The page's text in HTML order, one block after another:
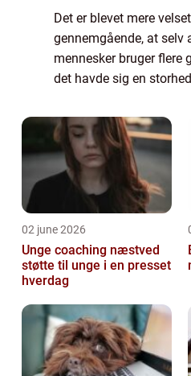
Det er blevet mere
gennemgående, at selv
mennesker bruger flere
det havde sig en
hvorefter man fandt
02 june 2026
Unge coaching næstved
støtte til unge i en presset
hverdag